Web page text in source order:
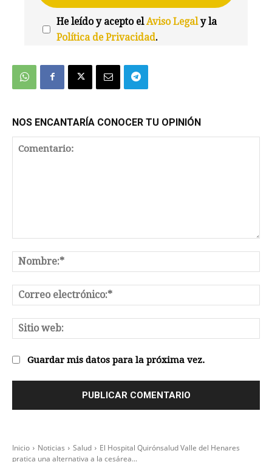
He leído y acepto elAviso Legaly la
Política de Privacidad.
NOS ENCANTARÍA CONOCER TU OPINIÓN
Guardar mis datos para la próxima vez.